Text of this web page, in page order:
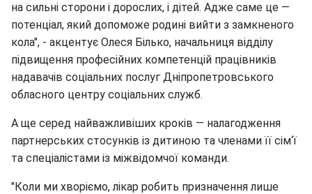
на сильні сторони і дорослих, і дітей. Адже саме це —
потенціал, який допоможе родині вийти з замкненого
кола", - акцентує Олеся Білько, начальниця відділу
підвищення професійних компетенцій працівників
надавачів соціальних послуг Дніпропетровського
обласного центру соціальних служб.
А ще серед найважливіших кроків — налагодження
партнерських стосунків із дитиною та членами її сім‘ї
та спеціалістами із міжвідомчої команди.
"Коли ми хворіємо, лікар робить призначення лише